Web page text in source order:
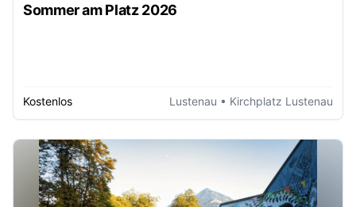
Sommer am Platz 2026
Kostenlos Lustenau • Kirchplatz Lustenau